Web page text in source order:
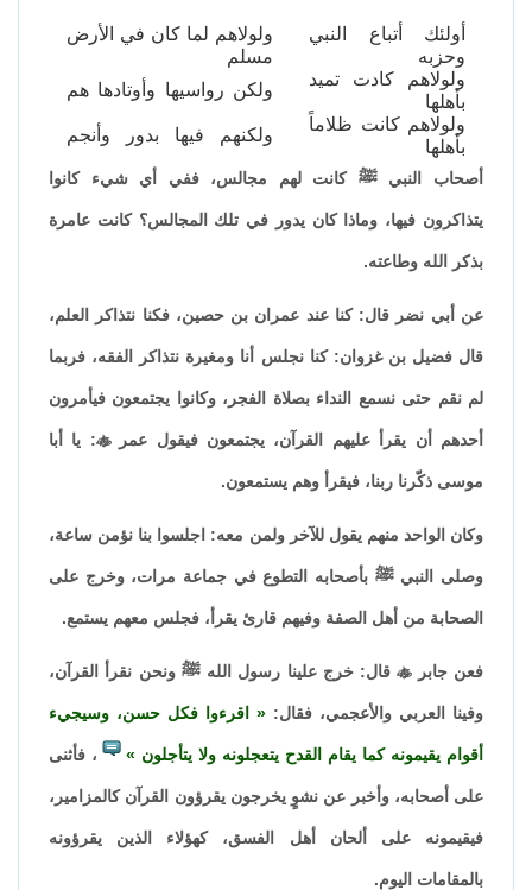
أولئك أتباع النبي
وحزبه
ولولاهم لما كان في الأرض
مسلم
ولولاهم كادت تميد
بأهلها
ولكن رواسيها وأوتادها هم
ولولاهم كانت ظلاماً
بأهلها
ولكنهم فيها بدور وأنجم
أصحاب النبي ﷺ كانت لهم مجالس، ففي أي شيء كانوا
يتذاكرون فيها، وماذا كان يدور في تلك المجالس؟ كانت عامرة
بذكر الله وطاعته.
عن أبي نضر قال: كنا عند عمران بن حصين، فكنا نتذاكر العلم،
قال فضيل بن غزوان: كنا نجلس أنا ومغيرة نتذاكر الفقه، فربما
لم نقم حتى نسمع النداء بصلاة الفجر، وكانوا يجتمعون فيأمرون
أحدهم أن يقرأ عليهم القرآن، يجتمعون فيقول عمر: يا أبا
موسى ذكّرنا ربنا، فيقرأ وهم يستمعون.
وكان الواحد منهم يقول للآخر ولمن معه: اجلسوا بنا نؤمن ساعة،
وصلى النبي ﷺ بأصحابه التطوع في جماعة مرات، وخرج على
الصحابة من أهل الصفة وفيهم قارئ يقرأ، فجلس معهم يستمع.
فعن جابرقال: خرج علينا رسول الله ﷺ ونحن نقرأ القرآن،
وفينا العربي والأعجمي، فقال: اقرءوا فكل حسن، وسيجيء
أقوام يقيمونه كما يقام القدح يتعجلونه ولا يتأجلون ، فأثنى
على أصحابه، وأخبر عن نشوٍ يخرجون يقرؤون القرآن كالمزامير،
فيقيمونه على ألحان أهل الفسق، كهؤلاء الذين يقرؤونه
بالمقامات اليوم.